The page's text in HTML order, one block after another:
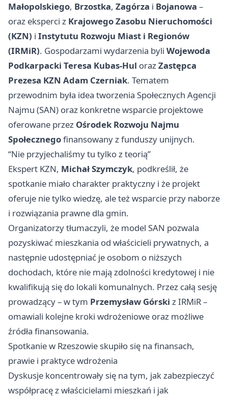
Małopolskiego, Brzostka, Zagórza i Bojanowa –
oraz eksperci z Krajowego Zasobu Nieruchomości
(KZN) i Instytutu Rozwoju Miast i Regionów
(IRMiR). Gospodarzami wydarzenia byli Wojewoda
Podkarpacki Teresa Kubas-Hul orazZastępca
Prezesa KZN Adam Czerniak. Tematem
przewodnim była idea tworzenia Społecznych Agencji
Najmu (SAN) oraz konkretne wsparcie projektowe
oferowane przez Ośrodek Rozwoju Najmu
Społecznegofinansowany z funduszy unijnych.
“Nie przyjechaliśmy tu tylko z teorią”
Ekspert KZN, Michał Szymczyk, podkreślił, że
spotkanie miało charakter praktyczny i że projekt
oferuje nie tylko wiedzę, ale też wsparcie przy naborze
i rozwiązania prawne dla gmin.
Organizatorzy tłumaczyli, że model SAN pozwala
pozyskiwać mieszkania od właścicieli prywatnych, a
następnie udostępniać je osobom o niższych
dochodach, które nie mają zdolności kredytowej i nie
kwalifikują się do lokali komunalnych. Przez całą sesję
prowadzący – w tym Przemysław Górski z IRMiR –
omawiali kolejne kroki wdrożeniowe oraz możliwe
źródła finansowania.
Spotkanie w Rzeszowie skupiło się na finansach,
prawie i praktyce wdrożenia
Dyskusje koncentrowały się na tym, jak zabezpieczyć
współpracę z właścicielami mieszkań i jak